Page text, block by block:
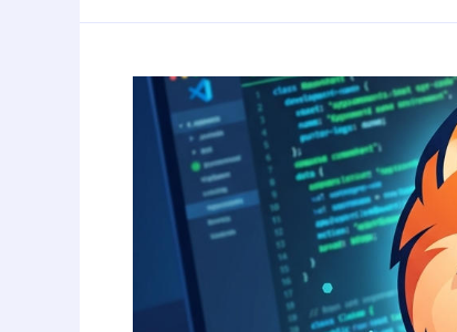
決
Firefox